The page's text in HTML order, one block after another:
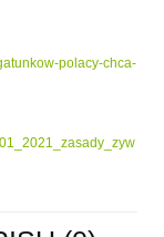
polacy-chca-